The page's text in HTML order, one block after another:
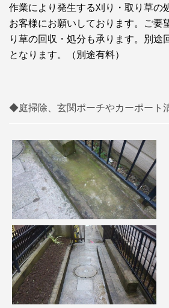
作業により発生する刈り・取り草の
お客様にお願いしております。ご要
り草の回収・処分も承ります。別途
となります。（別途有料）
◆庭掃除、玄関ポーチやカーポート